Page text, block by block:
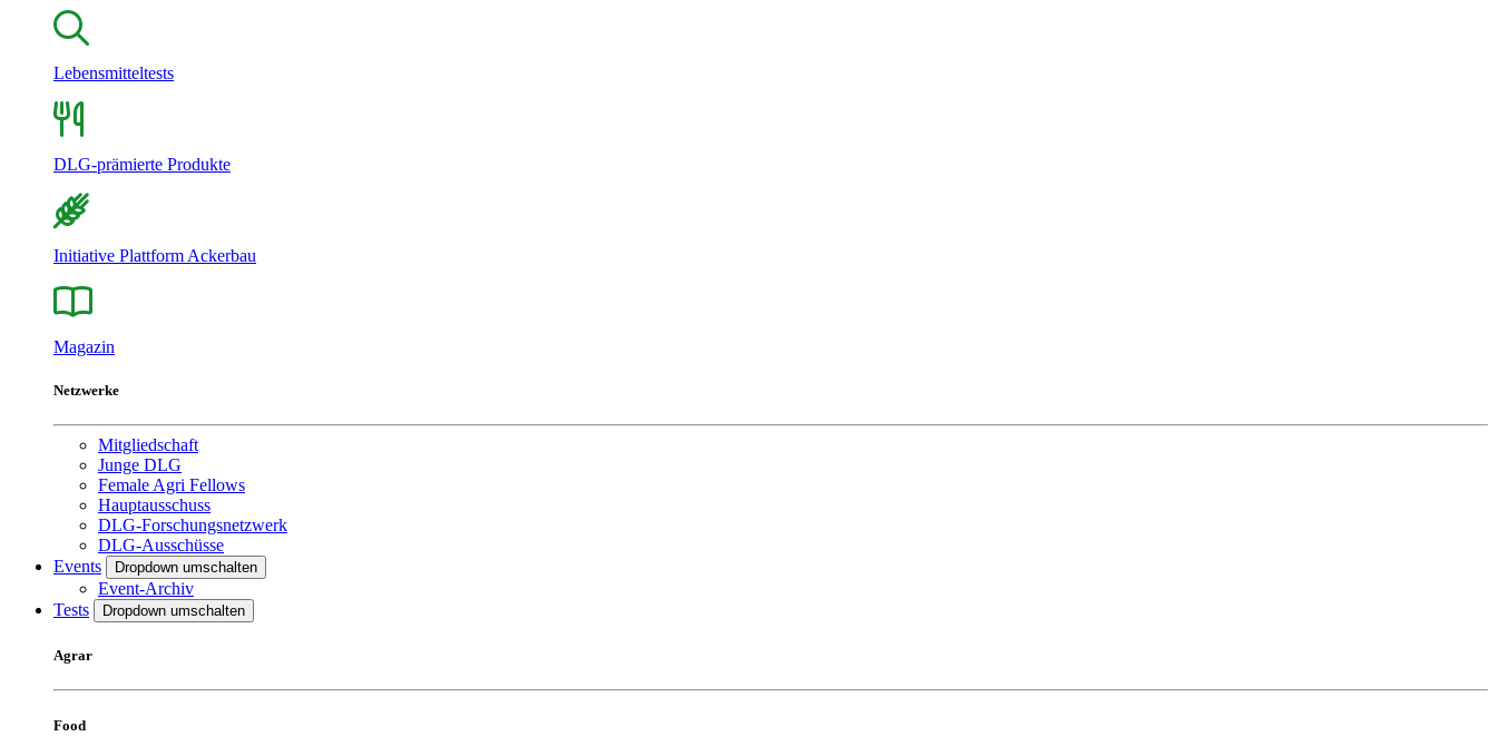
Lebensmitteltests
DLG-prämierte Produkte
Initiative Plattform Ackerbau
Magazin
Netzwerke
Mitgliedschaft
Junge DLG
Female Agri Fellows
Hauptausschuss
DLG-Forschungsnetzwerk
DLG-Ausschüsse
Events
Dropdown umschalten
Event-Archiv
Tests
Dropdown umschalten
Agrar
Food